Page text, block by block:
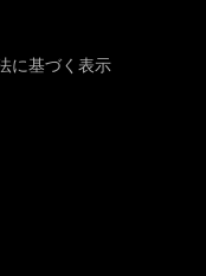
に基づく表示